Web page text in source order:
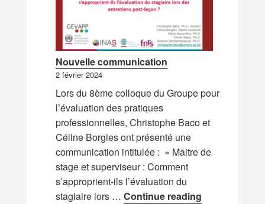
Nouvelle communication
2 février 2024
Lors du 8ème colloque du Groupe pour
l’évaluation des pratiques
professionnelles, Christophe Baco et
Céline Borgies ont présenté une
communication intitulée : » Maitre de
stage et superviseur : Comment
s’approprient-ils l’évaluation du
stagiaire lors … Continue readingNouvelle